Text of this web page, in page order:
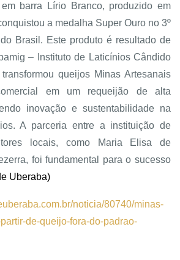
barra Lírio Branco, produzido em
a medalha Super Ouro no 3º
Brasil. Este produto é resultado de
– Instituto de Laticínios Cândido
queijos Minas Artesanais
em um requeijão de alta
inovação e sustentabilidade na
A parceria entre a instituição de
locais, como Maria Elisa de
foi fundamental para o sucesso
Uberaba)
noticia/80740/minas-
de-queijo-fora-do-padrao-